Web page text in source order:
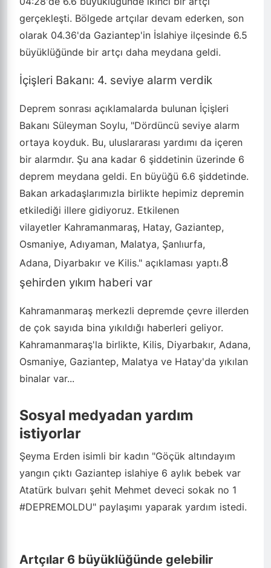
gerçekleşti. Bölgede artçılar devam ederken, son
olarak 04.36'da Gaziantep'in İslahiye ilçesinde 6.5
büyüklüğünde bir artçı daha meydana geldi.
İçişleri Bakanı: 4. seviye alarm verdik
Deprem sonrası açıklamalarda bulunan İçişleri
Bakanı Süleyman Soylu, "Dördüncü seviye alarm
ortaya koyduk. Bu, uluslararası yardımı da içeren
bir alarmdır. Şu ana kadar 6 şiddetinin üzerinde 6
deprem meydana geldi. En büyüğü 6.6 şiddetinde.
Bakan arkadaşlarımızla birlikte hepimiz depremin
etkilediği illere gidiyoruz. Etkilenen
vilayetler Kahramanmaraş, Hatay, Gaziantep,
Osmaniye, Adıyaman, Malatya, Şanlıurfa,
Adana, Diyarbakır ve Kilis." açıklaması yaptı.8
şehirden yıkım haberi var
Kahramanmaraş merkezli depremde çevre illerden
de çok sayıda bina yıkıldığı haberleri geliyor.
Kahramanmaraş'la birlikte, Kilis, Diyarbakır, Adana,
Osmaniye, Gaziantep, Malatya ve Hatay'da yıkılan
binalar var...
Sosyal medyadan yardım
istiyorlar
Şeyma Erden isimli bir kadın "Göçük altındayım
yangın çıktı Gaziantep islahiye 6 aylık bebek var
Atatürk bulvarı şehit Mehmet deveci sokak no 1
#DEPREMOLDU" paylaşımı yaparak yardım istedi.
Artçılar 6 büyüklüğünde gelebilir